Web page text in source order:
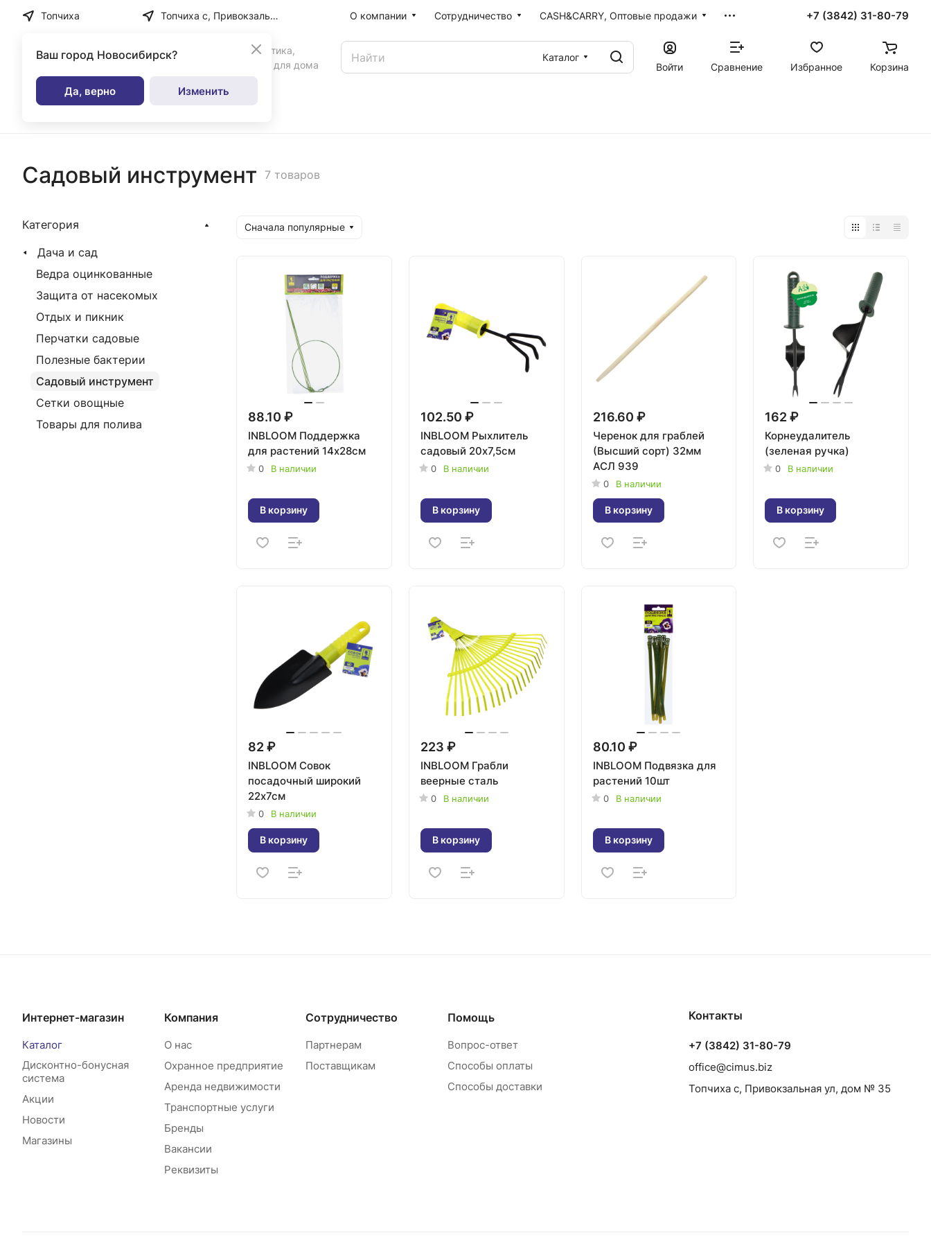
Топчиха
Ваш город Новосибирск?
Да, верно Изменить
Топчиха с, Привокзальная ул, дом № 35 О компании Сотрудничество CASH&CARRY, Оптовые продажи +7 (3842) 31-80-79
Бытовая химия, косметика,
парфюмерия и товары для дома
Каталог
Войти
Сравнение Избранное Корзина
Каталог
Садовый инструмент 7 товаров
Сначала популярные
88.10 ₽
INBLOOM Поддержка
для растений 14х28см
0 В наличии
В корзину
102.50 ₽
INBLOOM Рыхлитель
садовый 20х7,5см
0 В наличии
В корзину
216.60 ₽
Черенок для граблей
(Высший сорт) 32мм
АСЛ 939
0 В наличии
В корзину
162 ₽
Корнеудалитель
(зеленая ручка)
0 В наличии
В корзину
82 ₽
INBLOOM Совок
посадочный широкий
22х7см
0 В наличии
В корзину
223 ₽
INBLOOM Грабли
веерные сталь
0 В наличии
В корзину
80.10 ₽
INBLOOM Подвязка для
растений 10шт
0 В наличии
В корзину
Категория
Дача и сад
Ведра оцинкованные
Защита от насекомых
Отдых и пикник
Перчатки садовые
Полезные бактерии
Садовый инструмент
Сетки овощные
Товары для полива
Интернет-магазин
Каталог
Дисконтно-бонусная
система
Акции
Новости
Магазины
Компания
О нас
Охранное предприятие
Аренда недвижимости
Транспортные услуги
Бренды
Вакансии
Реквизиты
Сотрудничество
Партнерам
Поставщикам
Помощь
Вопрос-ответ
Способы оплаты
Способы доставки
Контакты
+7 (3842) 31-80-79
office@cimus.biz
Топчиха с, Привокзальная ул, дом № 35